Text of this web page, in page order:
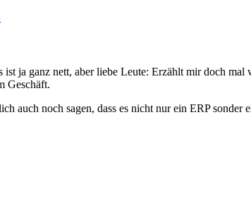
ist ja ganz nett, aber liebe Leute: Erzählt mir doch
Geschäft.
auch noch sagen, dass es nicht nur ein ERP sonder